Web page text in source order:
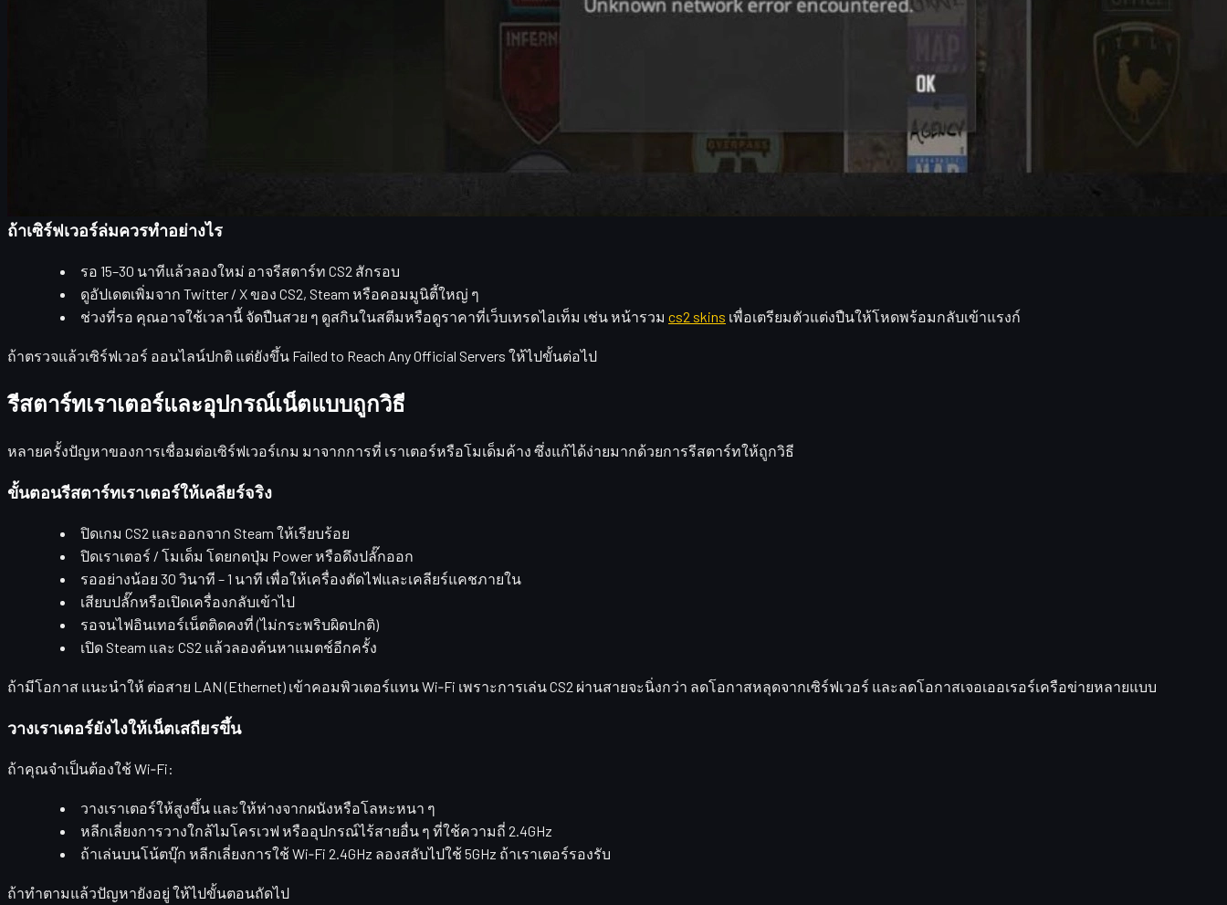
ซึ่งส่งผลให้หลาย ๆ เซิร์ฟเวอร์ของ Valve รวมถึง CS2 ล่มเป็นช่วงสั้น ๆ ในเคสนี้คุณไม่จำเป็นต้องทำอะไรเลย นอกจากรอ
ถ้าเซิร์ฟเวอร์ล่มควรทำอย่างไร
รอ 15–30 นาทีแล้วลองใหม่ อาจรีสตาร์ท CS2 สักรอบ
ดูอัปเดตเพิ่มจาก Twitter / X ของ CS2, Steam หรือคอมมูนิตี้ใหญ่ ๆ
ช่วงที่รอ คุณอาจใช้เวลานี้ จัดปืนสวย ๆ ดูสกินในสตีมหรือดูราคาที่เว็บเทรดไอเท็ม เช่น หน้ารวม cs2 skins เพื่อเตรียมตัวแต่งปืนให้โหดพร้อมกลับเข้าแรงก์
ถ้าตรวจแล้วเซิร์ฟเวอร์ ออนไลน์ปกติ แต่ยังขึ้น Failed to Reach Any Official Servers ให้ไปขั้นต่อไป
รีสตาร์ทเราเตอร์และอุปกรณ์เน็ตแบบถูกวิธี
หลายครั้งปัญหาของการเชื่อมต่อเซิร์ฟเวอร์เกม มาจากการที่ เราเตอร์หรือโมเด็มค้าง ซึ่งแก้ได้ง่ายมากด้วยการรีสตาร์ทให้ถูกวิธี
ขั้นตอนรีสตาร์ทเราเตอร์ให้เคลียร์จริง
ปิดเกม CS2 และออกจาก Steam ให้เรียบร้อย
ปิดเราเตอร์ / โมเด็ม โดยกดปุ่ม Power หรือดึงปลั๊กออก
รออย่างน้อย 30 วินาที – 1 นาที เพื่อให้เครื่องตัดไฟและเคลียร์แคชภายใน
เสียบปลั๊กหรือเปิดเครื่องกลับเข้าไป
รอจนไฟอินเทอร์เน็ตติดคงที่ (ไม่กระพริบผิดปกติ)
เปิด Steam และ CS2 แล้วลองค้นหาแมตช์อีกครั้ง
ถ้ามีโอกาส แนะนำให้ ต่อสาย LAN (Ethernet) เข้าคอมพิวเตอร์แทน Wi‑Fi เพราะการเล่น CS2 ผ่านสายจะนิ่งกว่า ลดโอกาสหลุดจากเซิร์ฟเวอร์ และลดโอกาสเจอเออเรอร์เครือข่ายหลายแบบ
วางเราเตอร์ยังไงให้เน็ตเสถียรขึ้น
ถ้าคุณจำเป็นต้องใช้ Wi‑Fi:
วางเราเตอร์ให้สูงขึ้น และให้ห่างจากผนังหรือโลหะหนา ๆ
หลีกเลี่ยงการวางใกล้ไมโครเวฟ หรืออุปกรณ์ไร้สายอื่น ๆ ที่ใช้ความถี่ 2.4GHz
ถ้าเล่นบนโน้ตบุ๊ก หลีกเลี่ยงการใช้ Wi‑Fi 2.4GHz ลองสลับไปใช้ 5GHz ถ้าเราเตอร์รองรับ
ถ้าทำตามแล้วปัญหายังอยู่ ให้ไปขั้นตอนถัดไป